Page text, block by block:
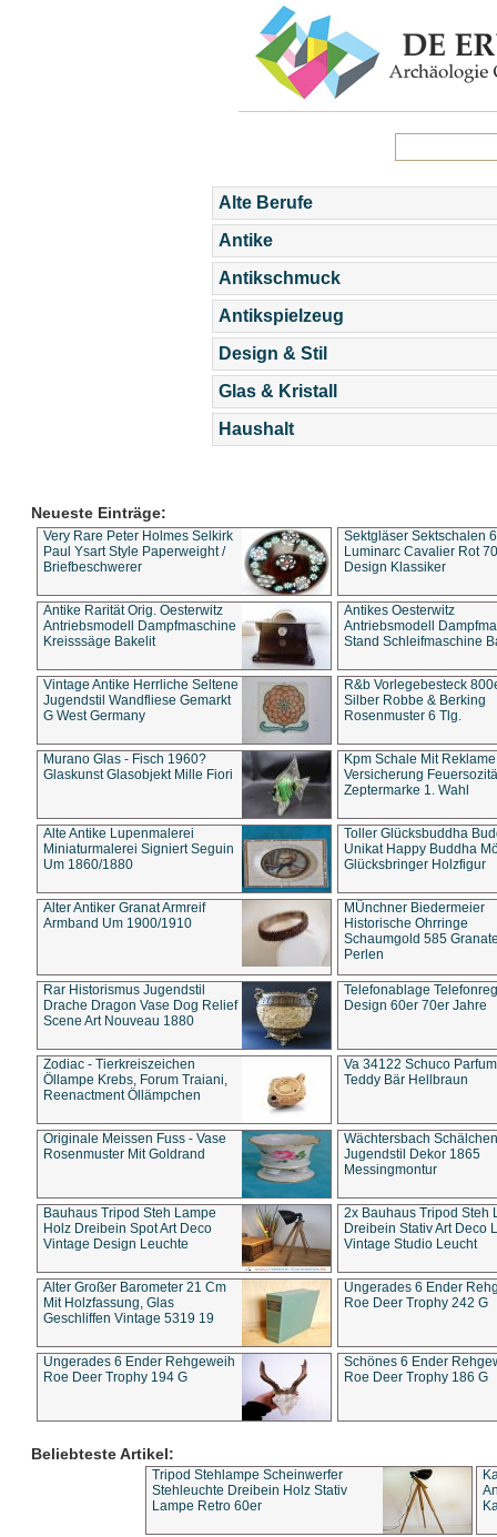
Alte Berufe
Antike
Antikschmuck
Antikspielzeug
Design & Stil
Glas & Kristall
Haushalt
Neueste Einträge:
Very Rare Peter Holmes Selkirk
Paul Ysart Style Paperweight /
Briefbeschwerer
Sektgläser Sektschalen
Luminarc Cavalier Rot
Design Klassiker
Antike Rarität Orig. Oesterwitz
Antriebsmodell Dampfmaschine
Kreisssäge Bakelit
Antikes Oesterwitz
Antriebsmodell
Stand Schleifmaschine
Vintage Antike Herrliche Seltene
Jugendstil Wandfliese Gemarkt
G West Germany
R&b Vorlegebesteck
Silber Robbe & Berking
Rosenmuster 6 Tlg.
Murano Glas - Fisch 1960?
Glaskunst Glasobjekt Mille Fiori
Kpm Schale Mit Reklame
Versicherung
Zeptermarke 1. Wahl
Alte Antike Lupenmalerei
Miniaturmalerei Signiert Seguin
Um 1860/1880
Toller Glücksbuddha
Unikat Happy Buddha
Glücksbringer Holzfigur
Alter Antiker Granat Armreif
Armband Um 1900/1910
MÜnchner Biedermeier
Historische Ohrringe
Schaumgold 585
Perlen
Rar Historismus Jugendstil
Drache Dragon Vase Dog Relief
Scene Art Nouveau 1880
Telefonablage
Design 60er 70er Jahre
Zodiac - Tierkreiszeichen
Öllampe Krebs, Forum Traiani,
Reenactment Öllämpchen
Va 34122 Schuco
Teddy Bär Hellbraun
Originale Meissen Fuss - Vase
Rosenmuster Mit Goldrand
Wächtersbach Schälchen
Jugendstil Dekor 1865
Messingmontur
Bauhaus Tripod Steh Lampe
Holz Dreibein Spot Art Deco
Vintage Design Leuchte
2x Bauhaus Tripod Steh
Dreibein Stativ Art Deco
Vintage Studio Leucht
Alter Großer Barometer 21 Cm
Mit Holzfassung, Glas
Geschliffen Vintage 5319 19
Ungerades 6 Ender
Roe Deer Trophy 242 G
Ungerades 6 Ender Rehgeweih
Roe Deer Trophy 194 G
Schönes 6 Ender
Roe Deer Trophy 186 G
Beliebteste Artikel:
Tripod Stehlampe Scheinwerfer
Stehleuchte Dreibein Holz Stativ
Lampe Retro 60er